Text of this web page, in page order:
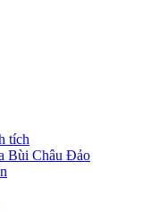
tích
Bùi Châu Đảo